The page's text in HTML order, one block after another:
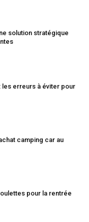
solution stratégique
les erreurs à éviter pour
camping car au
pour la rentrée